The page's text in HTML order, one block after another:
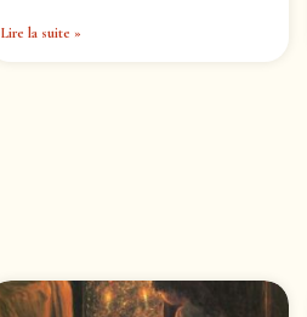
Lire la suite »